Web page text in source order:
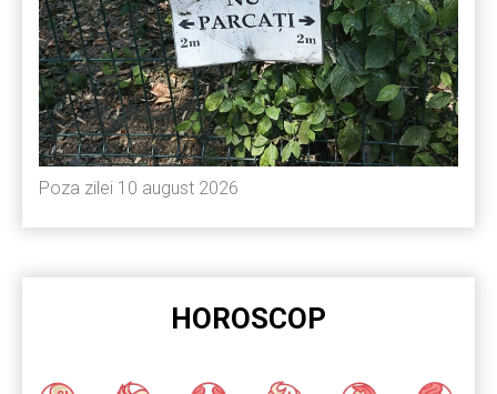
Poza zilei 10 august 2026
HOROSCOP